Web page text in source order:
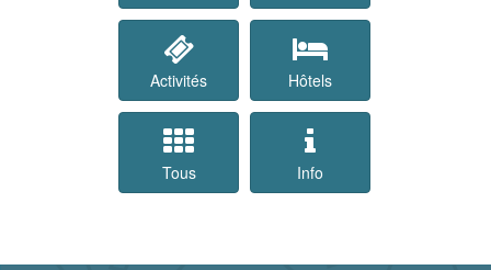
Activités Hôtels
Tous Info